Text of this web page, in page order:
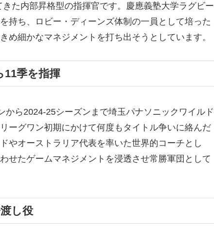
た内部昇格型の指揮官です。慶應義塾大学ラグビー
持ち、ロビー・ディーンズ体制の一員として培った
め細かなマネジメントを打ち出そうとしています。
11季を指揮
ら2024-25シーズンまで埼玉パナソニックワイルド
ーグワン初期にかけて何度もタイトル争いに絡んだ
やオーストラリア代表を率いた世界的コーチとし
せたゲームマネジメントを浸透させ常勝軍団として
し役